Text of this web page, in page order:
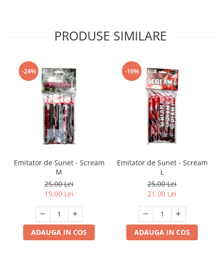
PRODUSE SIMILARE
-24%
Emitator de Sunet - Scream
M
25,00 Lei
19,00 Lei
ADAUGA IN COS
-16%
Emitator de Sunet - Scream
L
25,00 Lei
21,00 Lei
ADAUGA IN COS